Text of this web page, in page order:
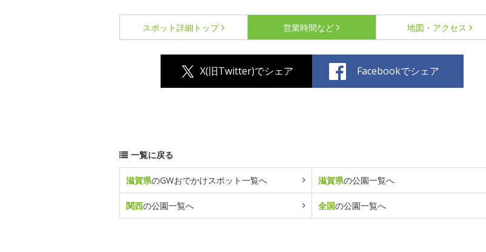
スポット詳細 トップ 営業時間など 地図・アクセス
X(旧Twitter)でシェア Facebookでシェア
一覧に戻る
滋賀県のGWおでかけスポット一覧へ 滋賀県の公園一覧へ
関西の公園一覧へ 全国の公園一覧へ